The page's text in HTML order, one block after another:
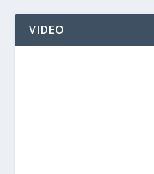
VIDEO